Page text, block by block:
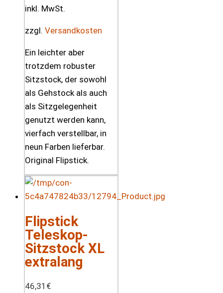
inkl. MwSt.
zzgl. Versandkosten
Ein leichter aber
trotzdem robuster
Sitzstock, der sowohl
als Gehstock als auch
als Sitzgelegenheit
genutzt werden kann,
vierfach verstellbar, in
neun Farben lieferbar.
Original Flipstick.
Flipstick
Teleskop-
Sitzstock XL
extralang
46,31 €